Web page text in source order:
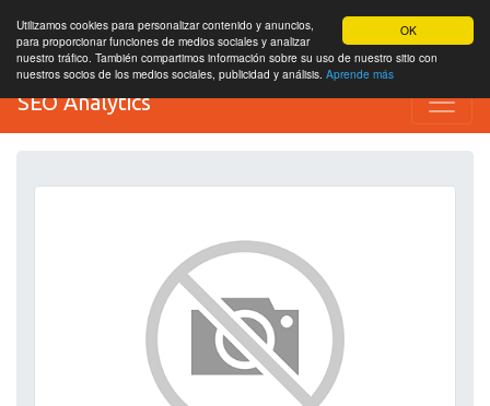
OK
Utilizamos cookies para personalizar contenido y anuncios,
para proporcionar funciones de medios sociales y analizar
nuestro tráfico. También compartimos información sobre su uso de nuestro sitio con
nuestros socios de los medios sociales, publicidad y análisis. Aprende más
SEO Analytics